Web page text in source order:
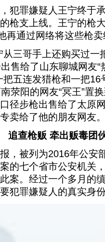
罪嫌疑人王宁终于
枪支上线。王宁的枪
再通过网络将这些枪
三哥手上还购买过一
售给了山东聊城网友“
把五连发猎枪和一把16
荥阳的网友“冥王”置
径步枪出售给了太原
卖给了他的朋友网友
追查枪贩 牵出贩毒团
被列为2016年公安
的七个省市公安机关
案。经过一个多月的
犯罪嫌疑人的真实身